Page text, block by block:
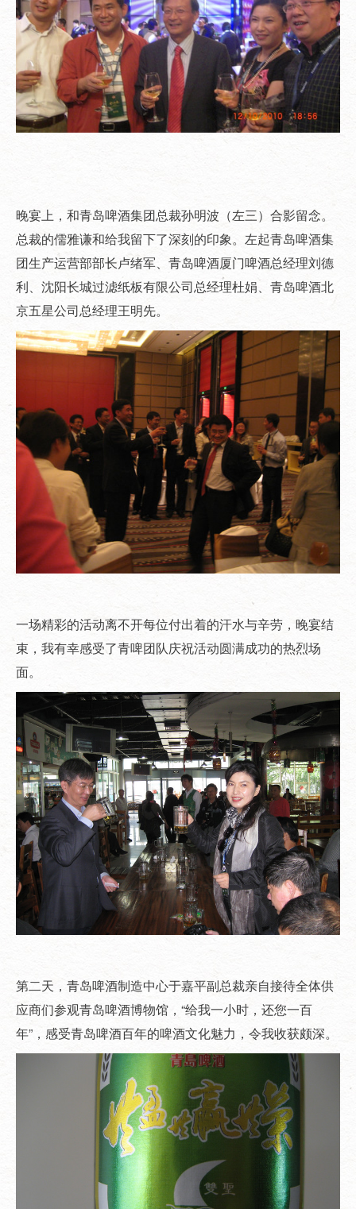
晚宴上，和青岛啤酒集团总裁孙明波（左三）合影留念。
总裁的儒雅谦和给我留下了深刻的印象。左起青岛啤酒集
团生产运营部部长卢绪军、青岛啤酒厦门啤酒总经理刘德
利、沈阳长城过滤纸板有限公司总经理杜娟、青岛啤酒北
京五星公司总经理王明先。
一场精彩的活动离不开每位付出着的汗水与辛劳，晚宴结
束，我有幸感受了青啤团队庆祝活动圆满成功的热烈场
面。
第二天，青岛啤酒制造中心于嘉平副总裁亲自接待全体供
应商们参观青岛啤酒博物馆，“给我一小时，还您一百
年”，感受青岛啤酒百年的啤酒文化魅力，令我收获颇深。